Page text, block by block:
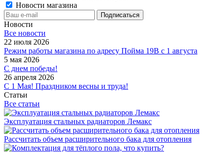
Новости магазина
Новости
Все новости
22 июля 2026
Режим работы магазина по адресу Пойма 19В с 1 августа
5 мая 2026
С днем победы!
26 апреля 2026
С 1 Мая! Праздником весны и труда!
Статьи
Все статьи
Эксплуатация стальных радиаторов Лемакс
Рассчитать объем расширительного бака для отопления